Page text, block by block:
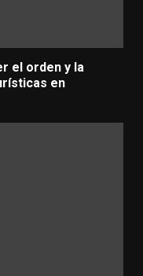
el orden y la
en